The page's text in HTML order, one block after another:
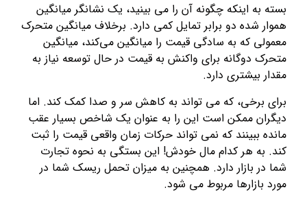
بسته به اینکه چگونه آن را می بینید، یک نشانگر میانگین
هموار شده دو برابر تمایل کمی دارد. برخلاف میانگین متحرک
معمولی که به سادگی قیمت را میانگین می‌کند، میانگین
متحرک دوگانه برای واکنش به قیمت در حال توسعه نیاز به
مقدار بیشتری دارد.
برای برخی، که می تواند به کاهش سر و صدا کمک کند. اما
دیگران ممکن است این را به عنوان یک شاخص بسیار عقب
مانده ببینند که نمی تواند حرکات زمان واقعی قیمت را ثبت
کند. به هر کدام مال خودش! این بستگی به نحوه تجارت
شما در بازار دارد. همچنین به میزان تحمل ریسک شما در
مورد بازارها مربوط می شود.